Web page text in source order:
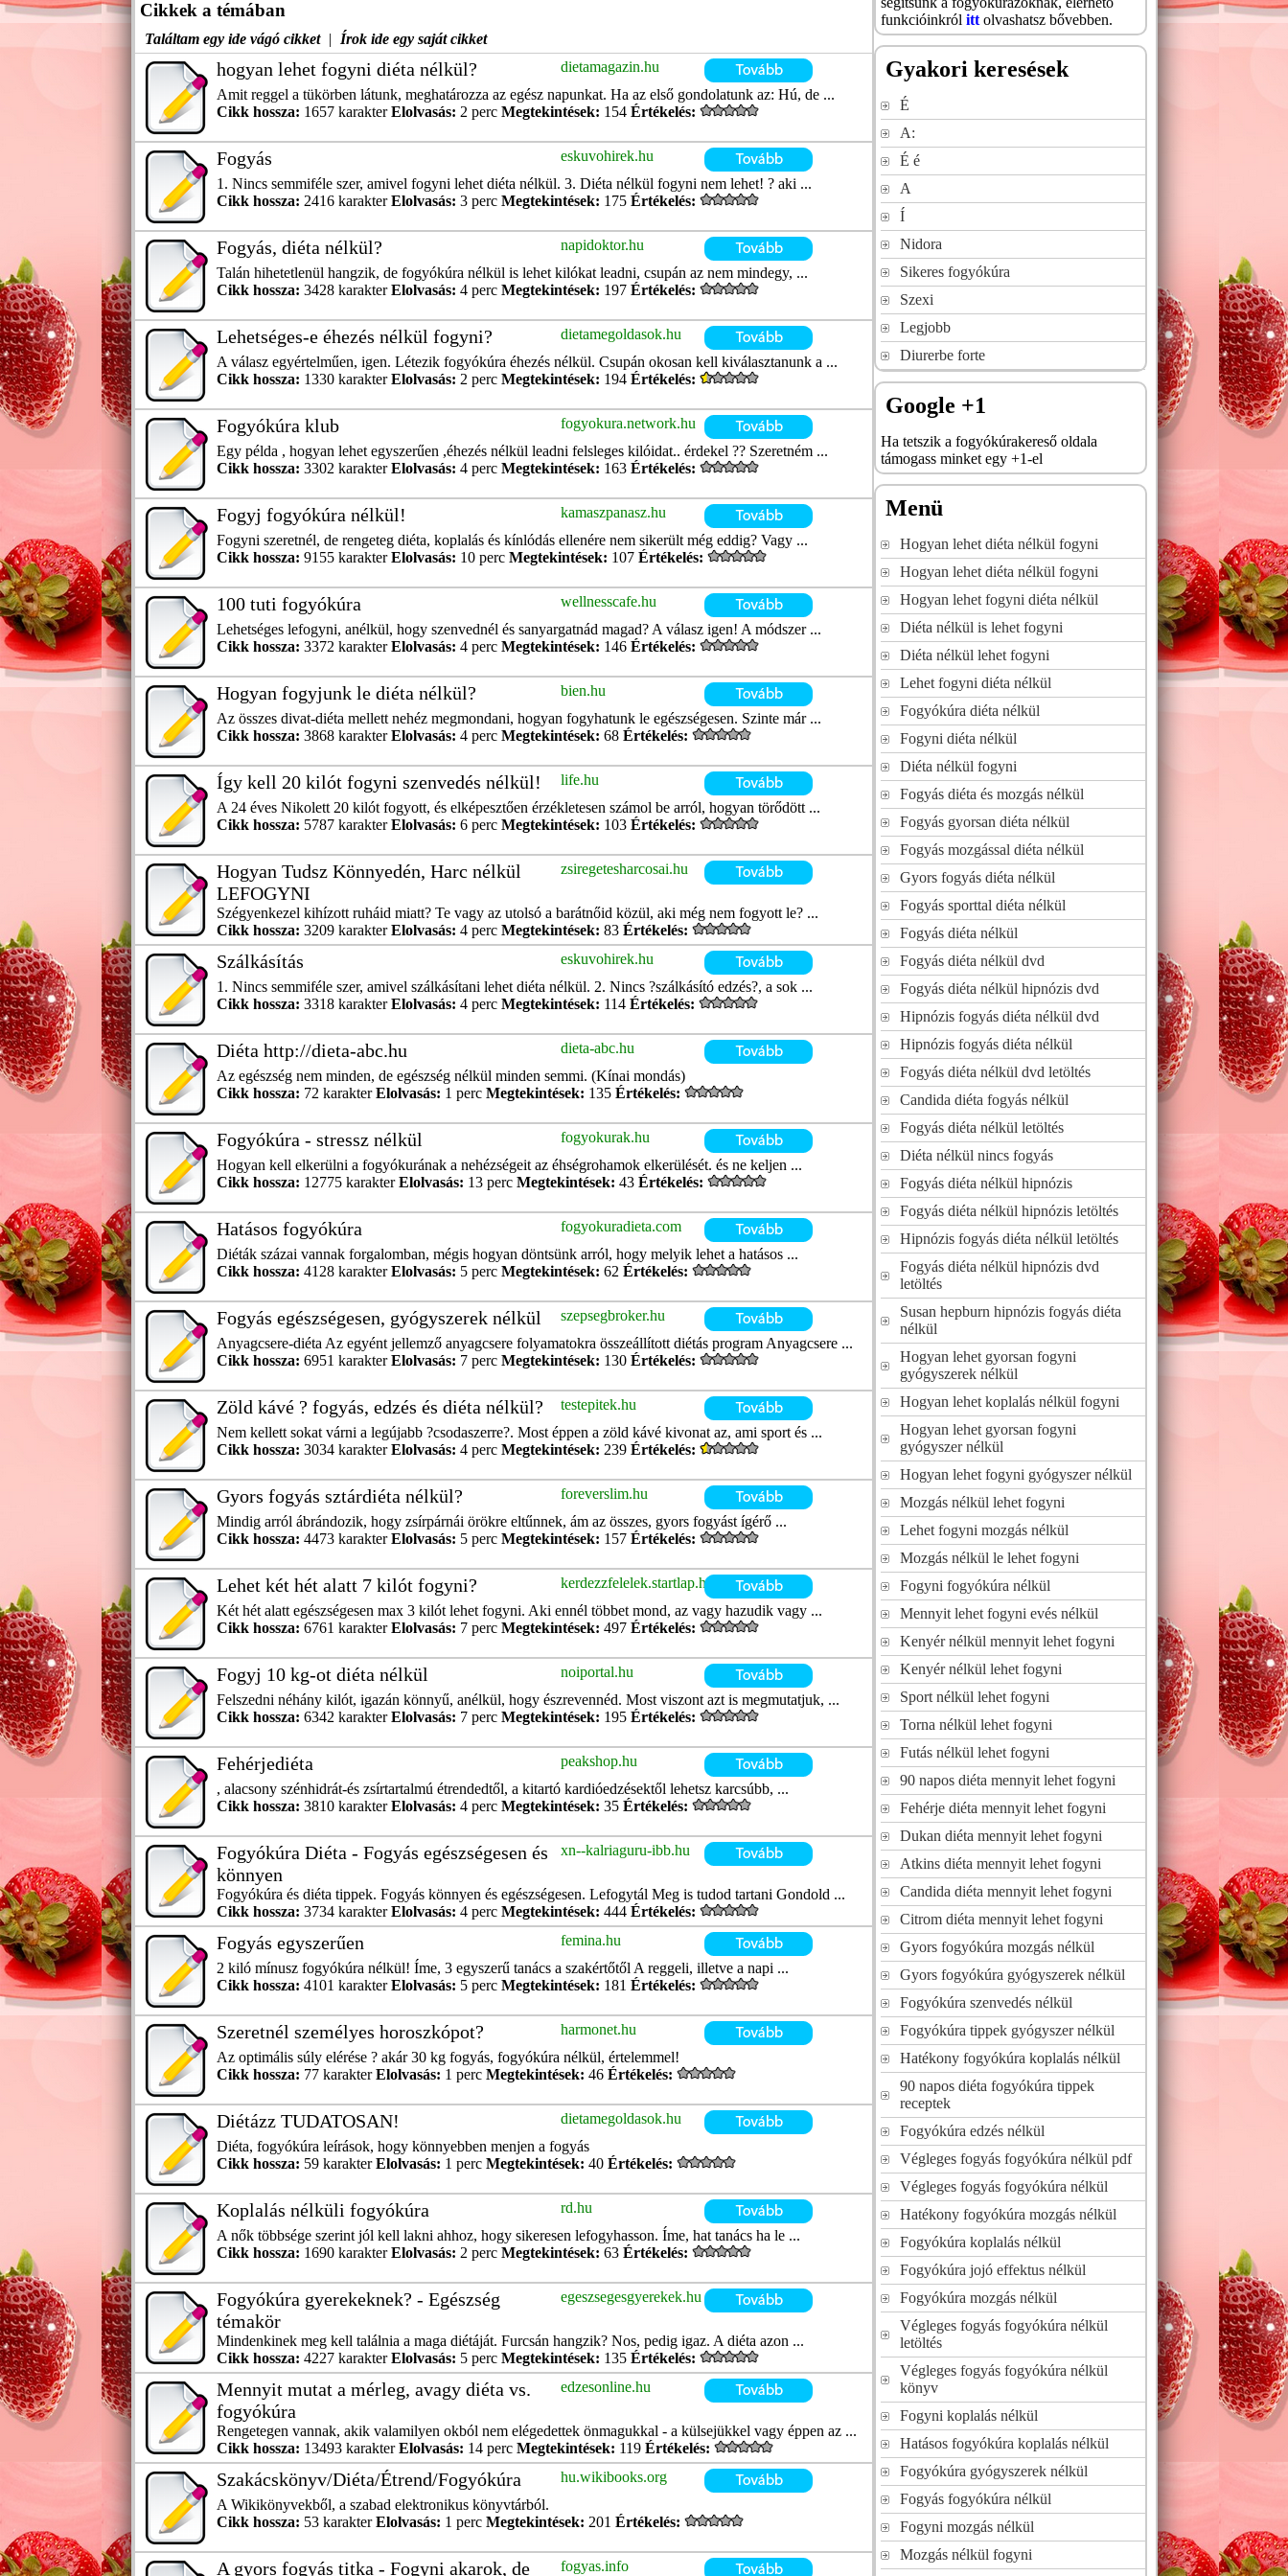
Cikkek a témában
Találtam egy ide vágó cikket | Írok ide egy saját cikket
hogyan lehet fogyni diéta nélkül?
dietamagazin.hu
Amit reggel a tükörben látunk, meghatározza az egész napunkat. Ha az első gondolatunk az: Hú, de ...
Cikk hossza: 1657 karakterElolvasás: 2 perc Megtekintések: 154 Értékelés:
Fogyás
eskuvohirek.hu
1. Nincs semmiféle szer, amivel fogyni lehet diéta nélkül. 3. Diéta nélkül fogyni nem lehet! ? aki ...
Cikk hossza: 2416 karakterElolvasás: 3 perc Megtekintések: 175 Értékelés:
Fogyás, diéta nélkül?
napidoktor.hu
Talán hihetetlenül hangzik, de fogyókúra nélkül is lehet kilókat leadni, csupán az nem mindegy, ...
Cikk hossza: 3428 karakterElolvasás: 4 perc Megtekintések: 197 Értékelés:
Lehetséges-e éhezés nélkül fogyni?
dietamegoldasok.hu
A válasz egyértelműen, igen. Létezik fogyókúra éhezés nélkül. Csupán okosan kell kiválasztanunk a ...
Cikk hossza: 1330 karakterElolvasás: 2 perc Megtekintések: 194 Értékelés:
Fogyókúra klub
fogyokura.network.hu
Egy példa , hogyan lehet egyszerűen ,éhezés nélkül leadni felsleges kilóidat.. érdekel ?? Szeretném ...
Cikk hossza: 3302 karakterElolvasás: 4 perc Megtekintések: 163 Értékelés:
Fogyj fogyókúra nélkül!
kamaszpanasz.hu
Fogyni szeretnél, de rengeteg diéta, koplalás és kínlódás ellenére nem sikerült még eddig? Vagy ...
Cikk hossza: 9155 karakterElolvasás: 10 perc Megtekintések: 107 Értékelés:
100 tuti fogyókúra
wellnesscafe.hu
Lehetséges lefogyni, anélkül, hogy szenvednél és sanyargatnád magad? A válasz igen! A módszer ...
Cikk hossza: 3372 karakterElolvasás: 4 perc Megtekintések: 146 Értékelés:
Hogyan fogyjunk le diéta nélkül?
bien.hu
Az összes divat-diéta mellett nehéz megmondani, hogyan fogyhatunk le egészségesen. Szinte már ...
Cikk hossza: 3868 karakterElolvasás: 4 perc Megtekintések: 68 Értékelés:
Így kell 20 kilót fogyni szenvedés nélkül!
life.hu
A 24 éves Nikolett 20 kilót fogyott, és elképesztően érzékletesen számol be arról, hogyan törődött ...
Cikk hossza: 5787 karakterElolvasás: 6 perc Megtekintések: 103 Értékelés:
Hogyan Tudsz Könnyedén, Harc nélkül
LEFOGYNI
zsiregetesharcosai.hu
Szégyenkezel kihízott ruháid miatt? Te vagy az utolsó a barátnőid közül, aki még nem fogyott le? ...
Cikk hossza: 3209 karakterElolvasás: 4 perc Megtekintések: 83 Értékelés:
Szálkásítás
eskuvohirek.hu
1. Nincs semmiféle szer, amivel szálkásítani lehet diéta nélkül. 2. Nincs ?szálkásító edzés?, a sok ...
Cikk hossza: 3318 karakterElolvasás: 4 perc Megtekintések: 114 Értékelés:
Diéta http://dieta-abc.hu
dieta-abc.hu
Az egészség nem minden, de egészség nélkül minden semmi. (Kínai mondás)
Cikk hossza: 72 karakterElolvasás: 1 perc Megtekintések: 135 Értékelés:
Fogyókúra - stressz nélkül
fogyokurak.hu
Hogyan kell elkerülni a fogyókurának a nehézségeit az éhségrohamok elkerülését. és ne keljen ...
Cikk hossza: 12775 karakterElolvasás: 13 perc Megtekintések: 43 Értékelés:
Hatásos fogyókúra
fogyokuradieta.com
Diéták százai vannak forgalomban, mégis hogyan döntsünk arról, hogy melyik lehet a hatásos ...
Cikk hossza: 4128 karakterElolvasás: 5 perc Megtekintések: 62 Értékelés:
Fogyás egészségesen, gyógyszerek nélkül
szepsegbroker.hu
Anyagcsere-diéta Az egyént jellemző anyagcsere folyamatokra összeállított diétás program Anyagcsere ...
Cikk hossza: 6951 karakterElolvasás: 7 perc Megtekintések: 130 Értékelés:
Zöld kávé ? fogyás, edzés és diéta nélkül?
testepitek.hu
Nem kellett sokat várni a legújabb ?csodaszerre?. Most éppen a zöld kávé kivonat az, ami sport és ...
Cikk hossza: 3034 karakterElolvasás: 4 perc Megtekintések: 239 Értékelés:
Gyors fogyás sztárdiéta nélkül?
foreverslim.hu
Mindig arról ábrándozik, hogy zsírpárnái örökre eltűnnek, ám az összes, gyors fogyást ígérő ...
Cikk hossza: 4473 karakterElolvasás: 5 perc Megtekintések: 157 Értékelés:
Lehet két hét alatt 7 kilót fogyni?
kerdezzfelelek.startlap.hu
Két hét alatt egészségesen max 3 kilót lehet fogyni. Aki ennél többet mond, az vagy hazudik vagy ...
Cikk hossza: 6761 karakterElolvasás: 7 perc Megtekintések: 497 Értékelés:
Fogyj 10 kg-ot diéta nélkül
noiportal.hu
Felszedni néhány kilót, igazán könnyű, anélkül, hogy észrevennéd. Most viszont azt is megmutatjuk, ...
Cikk hossza: 6342 karakterElolvasás: 7 perc Megtekintések: 195 Értékelés:
Fehérjediéta
peakshop.hu
, alacsony szénhidrát-és zsírtartalmú étrendedtől, a kitartó kardióedzésektől lehetsz karcsúbb, ...
Cikk hossza: 3810 karakterElolvasás: 4 perc Megtekintések: 35 Értékelés:
Fogyókúra Diéta - Fogyás egészségesen és
könnyen
xn--kalriaguru-ibb.hu
Fogyókúra és diéta tippek. Fogyás könnyen és egészségesen. Lefogytál Meg is tudod tartani Gondold ...
Cikk hossza: 3734 karakterElolvasás: 4 perc Megtekintések: 444 Értékelés:
Fogyás egyszerűen
femina.hu
2 kiló mínusz fogyókúra nélkül! Íme, 3 egyszerű tanács a szakértőtől A reggeli, illetve a napi ...
Cikk hossza: 4101 karakterElolvasás: 5 perc Megtekintések: 181 Értékelés:
Szeretnél személyes horoszkópot?
harmonet.hu
Az optimális súly elérése ? akár 30 kg fogyás, fogyókúra nélkül, értelemmel!
Cikk hossza: 77 karakterElolvasás: 1 perc Megtekintések: 46 Értékelés:
Diétázz TUDATOSAN!
dietamegoldasok.hu
Diéta, fogyókúra leírások, hogy könnyebben menjen a fogyás
Cikk hossza: 59 karakterElolvasás: 1 perc Megtekintések: 40 Értékelés:
Koplalás nélküli fogyókúra
rd.hu
A nők többsége szerint jól kell lakni ahhoz, hogy sikeresen lefogyhasson. Íme, hat tanács ha le ...
Cikk hossza: 1690 karakterElolvasás: 2 perc Megtekintések: 63 Értékelés:
Fogyókúra gyerekeknek? - Egészség
témakör
egeszsegesgyerekek.hu
Mindenkinek meg kell találnia a maga diétáját. Furcsán hangzik? Nos, pedig igaz. A diéta azon ...
Cikk hossza: 4227 karakterElolvasás: 5 perc Megtekintések: 135 Értékelés:
Mennyit mutat a mérleg, avagy diéta vs.
fogyókúra
edzesonline.hu
Rengetegen vannak, akik valamilyen okból nem elégedettek önmagukkal - a külsejükkel vagy éppen az ...
Cikk hossza: 13493 karakterElolvasás: 14 perc Megtekintések: 119 Értékelés:
Szakácskönyv/Diéta/Étrend/Fogyókúra
hu.wikibooks.org
A Wikikönyvekből, a szabad elektronikus könyvtárból.
Cikk hossza: 53 karakterElolvasás: 1 perc Megtekintések: 201 Értékelés:
A gyors fogyás titka - Fogyni akarok, de fogyas.info
funkcióinkról ittolvashatsz bővebben.
Gyakori keresések
É
A:
É é
A
Í
Nidora
Sikeres fogyókúra
Szexi
Legjobb
Diurerbe forte
Google +1
Ha tetszik a fogyókúrakereső oldala
támogass minket egy +1-el
Menü
Hogyan lehet diéta nélkül fogyni
Hogyan lehet diéta nélkül fogyni
Hogyan lehet fogyni diéta nélkül
Diéta nélkül is lehet fogyni
Diéta nélkül lehet fogyni
Lehet fogyni diéta nélkül
Fogyókúra diéta nélkül
Fogyni diéta nélkül
Diéta nélkül fogyni
Fogyás diéta és mozgás nélkül
Fogyás gyorsan diéta nélkül
Fogyás mozgással diéta nélkül
Gyors fogyás diéta nélkül
Fogyás sporttal diéta nélkül
Fogyás diéta nélkül
Fogyás diéta nélkül dvd
Fogyás diéta nélkül hipnózis dvd
Hipnózis fogyás diéta nélkül dvd
Hipnózis fogyás diéta nélkül
Fogyás diéta nélkül dvd letöltés
Candida diéta fogyás nélkül
Fogyás diéta nélkül letöltés
Diéta nélkül nincs fogyás
Fogyás diéta nélkül hipnózis
Fogyás diéta nélkül hipnózis letöltés
Hipnózis fogyás diéta nélkül letöltés
Fogyás diéta nélkül hipnózis dvd
letöltés
Susan hepburn hipnózis fogyás diéta
nélkül
Hogyan lehet gyorsan fogyni
gyógyszerek nélkül
Hogyan lehet koplalás nélkül fogyni
Hogyan lehet gyorsan fogyni
gyógyszer nélkül
Hogyan lehet fogyni gyógyszer nélkül
Mozgás nélkül lehet fogyni
Lehet fogyni mozgás nélkül
Mozgás nélkül le lehet fogyni
Fogyni fogyókúra nélkül
Mennyit lehet fogyni evés nélkül
Kenyér nélkül mennyit lehet fogyni
Kenyér nélkül lehet fogyni
Sport nélkül lehet fogyni
Torna nélkül lehet fogyni
Futás nélkül lehet fogyni
90 napos diéta mennyit lehet fogyni
Fehérje diéta mennyit lehet fogyni
Dukan diéta mennyit lehet fogyni
Atkins diéta mennyit lehet fogyni
Candida diéta mennyit lehet fogyni
Citrom diéta mennyit lehet fogyni
Gyors fogyókúra mozgás nélkül
Gyors fogyókúra gyógyszerek nélkül
Fogyókúra szenvedés nélkül
Fogyókúra tippek gyógyszer nélkül
Hatékony fogyókúra koplalás nélkül
90 napos diéta fogyókúra tippek
receptek
Fogyókúra edzés nélkül
Végleges fogyás fogyókúra nélkül pdf
Végleges fogyás fogyókúra nélkül
Hatékony fogyókúra mozgás nélkül
Fogyókúra koplalás nélkül
Fogyókúra jojó effektus nélkül
Fogyókúra mozgás nélkül
Végleges fogyás fogyókúra nélkül
letöltés
Végleges fogyás fogyókúra nélkül
könyv
Fogyni koplalás nélkül
Hatásos fogyókúra koplalás nélkül
Fogyókúra gyógyszerek nélkül
Fogyás fogyókúra nélkül
Fogyni mozgás nélkül
Mozgás nélkül fogyni